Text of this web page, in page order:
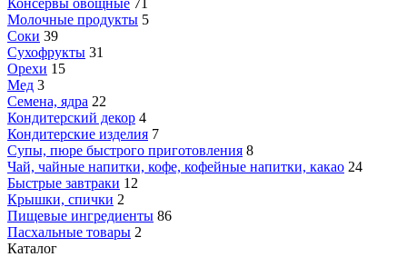
Консервы овощные 71
Молочные продукты 5
Соки 39
Сухофрукты 31
Орехи 15
Мед 3
Семена, ядра 22
Кондитерский декор 4
Кондитерские изделия 7
Супы, пюре быстрого приготовления 8
Чай, чайные напитки, кофе, кофейные напитки, какао 24
Быстрые завтраки 12
Крышки, спички 2
Пищевые ингредиенты 86
Пасхальные товары 2
Каталог